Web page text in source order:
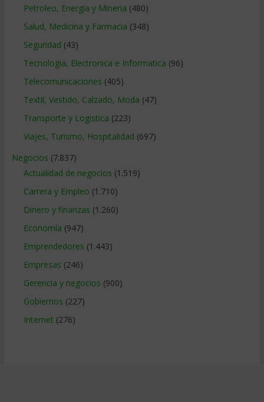
Petroleo, Energia y Mineria (480)
Salud, Medicina y Farmacia (348)
Seguridad (43)
Tecnologia, Electronica e Informatica (96)
Telecomunicaciones (405)
Textil, Vestido, Calzado, Moda (47)
Transporte y Logistica (223)
Viajes, Turismo, Hospitalidad (697)
Negocios (7.837)
Actualidad de negocios (1.519)
Carrera y Empleo (1.710)
Dinero y finanzas (1.260)
Economía (947)
Emprendedores (1.443)
Empresas (246)
Gerencia y negocios (900)
Gobiernos (227)
Internet (276)